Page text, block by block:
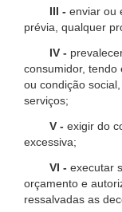
III - enviar ou
prévia, qualquer
IV -
consumidor, tendo
ou condição
serviços;
V - exigir do
excessiva;
VI - executar
orçamento e
ressalvadas as